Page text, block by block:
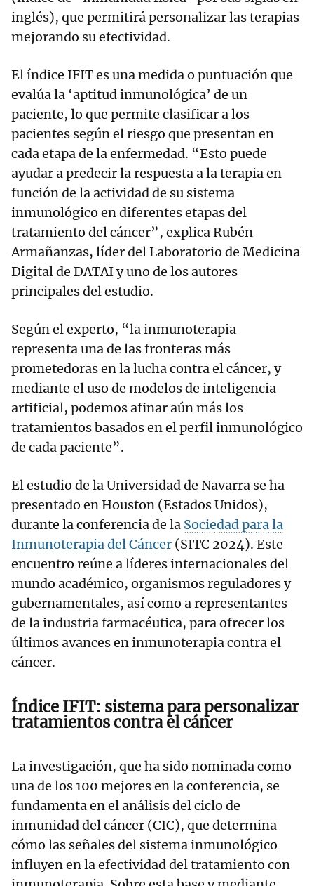
inglés), que permitirá personalizar las terapias
mejorando su efectividad.
El índice IFIT es una medida o puntuación que
evalúa la ‘aptitud inmunológica’ de un
paciente, lo que permite clasificar a los
pacientes según el riesgo que presentan en
cada etapa de la enfermedad. “Esto puede
ayudar a predecir la respuesta a la terapia en
función de la actividad de su sistema
inmunológico en diferentes etapas del
tratamiento del cáncer”, explica Rubén
Armañanzas, líder del Laboratorio de Medicina
Digital de DATAI y uno de los autores
principales del estudio.
Según el experto, “la inmunoterapia
representa una de las fronteras más
prometedoras en la lucha contra el cáncer, y
mediante el uso de modelos de inteligencia
artificial, podemos afinar aún más los
tratamientos basados en el perfil inmunológico
de cada paciente”.
El estudio de la Universidad de Navarra se ha
presentado en Houston (Estados Unidos),
durante la conferencia de la Sociedad para la
Inmunoterapia del Cáncer (SITC 2024). Este
encuentro reúne a líderes internacionales del
mundo académico, organismos reguladores y
gubernamentales, así como a representantes
de la industria farmacéutica, para ofrecer los
últimos avances en inmunoterapia contra el
cáncer.
Índice IFIT: sistema para personalizar
tratamientos contra el cáncer
La investigación, que ha sido nominada como
una de los 100 mejores en la conferencia, se
fundamenta en el análisis del ciclo de
inmunidad del cáncer (CIC), que determina
cómo las señales del sistema inmunológico
influyen en la efectividad del tratamiento con